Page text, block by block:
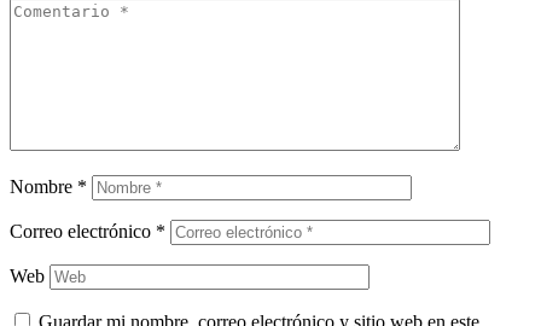
Nombre *
Correo electrónico *
Web
Guardar mi nombre, correo electrónico y sitio web en este